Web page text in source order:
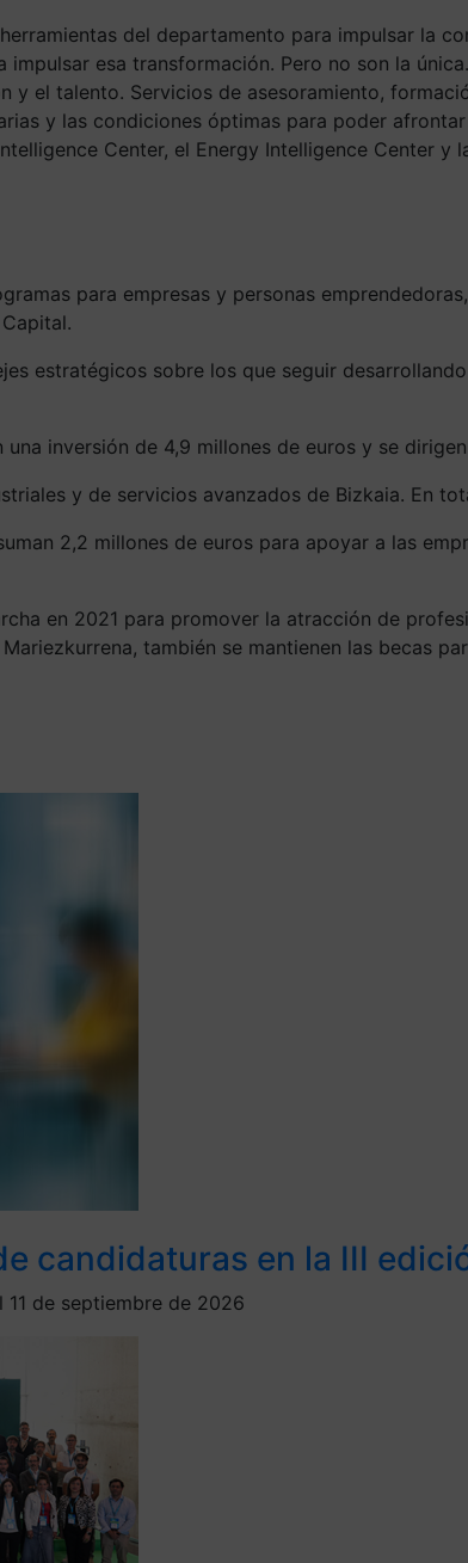
del departamento para impulsar la
esa transformación. Pero no son la
el talento. Servicios de asesoramiento,
y las condiciones óptimas para poder
Center, el Energy Intelligence Center y
para empresas y personas
estratégicos sobre los que seguir
una inversión de 4,9 millones de euros y se
y de servicios avanzados de Bizkaia. En
2,2 millones de euros para apoyar a las
en 2021 para promover la atracción de
también se mantienen las becas
candidaturas en la III
de septiembre de 2026